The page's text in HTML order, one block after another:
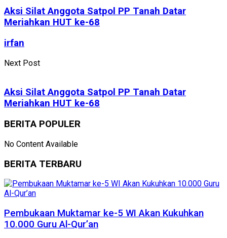
Aksi Silat Anggota Satpol PP Tanah Datar
Meriahkan HUT ke-68
irfan
Next Post
Aksi Silat Anggota Satpol PP Tanah Datar
Meriahkan HUT ke-68
BERITA POPULER
No Content Available
BERITA TERBARU
Pembukaan Muktamar ke-5 WI Akan Kukuhkan
10.000 Guru Al-Qur’an